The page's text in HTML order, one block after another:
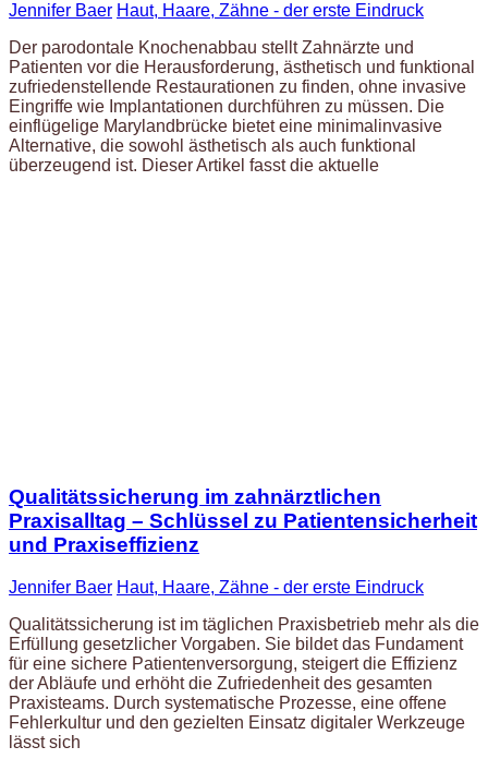
Jennifer Baer Haut, Haare, Zähne - der erste Eindruck
Der parodontale Knochenabbau stellt Zahnärzte und
Patienten vor die Herausforderung, ästhetisch und funktional
zufriedenstellende Restaurationen zu finden, ohne invasive
Eingriffe wie Implantationen durchführen zu müssen. Die
einflügelige Marylandbrücke bietet eine minimalinvasive
Alternative, die sowohl ästhetisch als auch funktional
überzeugend ist. Dieser Artikel fasst die aktuelle
Qualitätssicherung im zahnärztlichen
Praxisalltag – Schlüssel zu Patientensicherheit
und Praxiseffizienz
Jennifer Baer Haut, Haare, Zähne - der erste Eindruck
Qualitätssicherung ist im täglichen Praxisbetrieb mehr als die
Erfüllung gesetzlicher Vorgaben. Sie bildet das Fundament
für eine sichere Patientenversorgung, steigert die Effizienz
der Abläufe und erhöht die Zufriedenheit des gesamten
Praxisteams. Durch systematische Prozesse, eine offene
Fehlerkultur und den gezielten Einsatz digitaler Werkzeuge
lässt sich